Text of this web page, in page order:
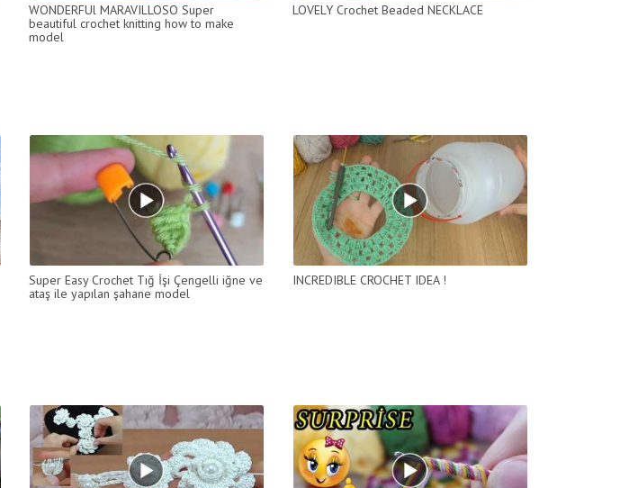
WONDERFUl MARAVILLOSO Super
beautiful crochet knitting how to make
model
LOVELY Crochet Beaded NECKLACE
Super Easy Crochet Tığ İşi Çengelli iğne ve
ataş ile yapılan şahane model
INCREDIBLE CROCHET IDEA !